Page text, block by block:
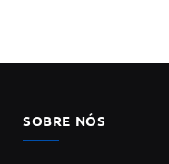
SOBRE NÓS